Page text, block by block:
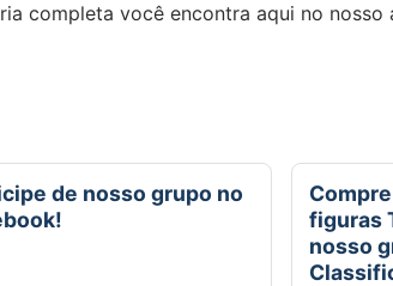
completa você encontra aqui no nosso
de nosso grupo no
figuras
nosso